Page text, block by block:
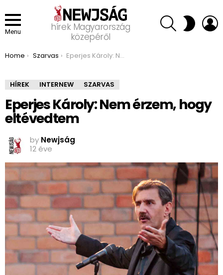
Menu
hírek Magyarország
közepéről
SEARCH SWITCH
SKIN
You are here:
Home Szarvas Eperjes Károly: Nem érzem, hogy eltévedtem
HÍREK INTERNEW SZARVAS
Eperjes Károly: Nem érzem, hogy
eltévedtem
by Newjság
12 éve